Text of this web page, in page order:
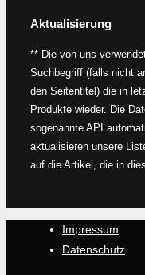
Aktualisierung
** Die von uns
Suchbegriff (falls nicht
den Seitentitel) die in
Produkte wieder. Die
sogenannte API
aktualisieren unsere
auf die Artikel, die in
Impressum
Datenschutz